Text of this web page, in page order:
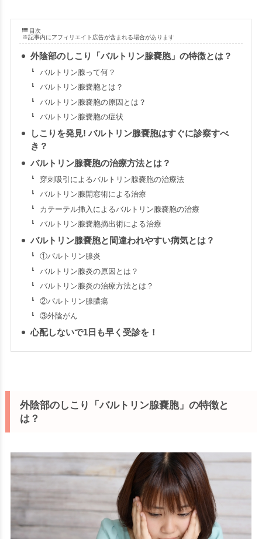
目次
※記事内にアフィリエイト広告が含まれる場合があります
外陰部のしこり「バルトリン腺嚢胞」の特徴とは？
バルトリン腺って何？
バルトリン腺嚢胞とは？
バルトリン腺嚢胞の原因とは？
バルトリン腺嚢胞の症状
しこりを発見! バルトリン腺嚢胞はすぐに診察すべ
き？
バルトリン腺嚢胞の治療方法とは？
穿刺吸引によるバルトリン腺嚢胞の治療法
バルトリン腺開窓術による治療
カテーテル挿入によるバルトリン腺嚢胞の治療
バルトリン腺嚢胞摘出術による治療
バルトリン腺嚢胞と間違われやすい病気とは？
①バルトリン腺炎
バルトリン腺炎の原因とは？
バルトリン腺炎の治療方法とは？
②バルトリン腺膿瘍
③外陰がん
心配しないで1日も早く受診を！
外陰部のしこり「バルトリン腺嚢胞」の特徴と
は？